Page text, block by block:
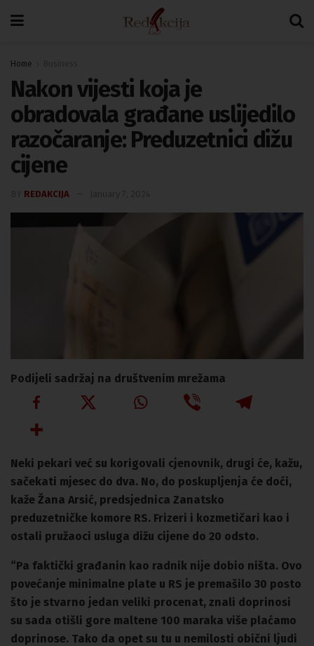
Home
Nakon vijesti koja je
obradovala građane uslijedilo
razočaranje: Preduzetnici dižu
cijene
REDAKCIJA
Podijeli sadržaj na društvenim mrežama
Neki pekari već su korigovali cjenovnik, drugi će, kažu,
sačekati mjesec do dva. No, do poskupljenja će doći,
kaže Žana Arsić, predsjednica Zanatsko
preduzetničke komore RS. Frizeri i kozmetičari kao i
ostali pružaoci usluga dižu cijene do 20 odsto.
“Pa faktički građanin kao radnik nije dobio ništa. Ovo
povećanje minimalne plate u RS je premašilo 30 posto
što je stvarno jedan veliki procenat, znali doprinosi
su sada otišli gore maltene 100 maraka više plaćamo
doprinose. Tako da opet su tu u nemilosti obični ljudi